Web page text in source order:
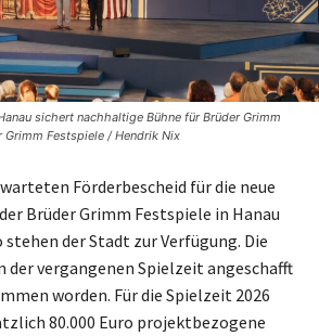
sichert nachhaltige Bühne für Brüder Grimm
Festspiele / Hendrik Nix
Förderbescheid für die neue
Brüder Grimm Festspiele in Hanau
der Stadt zur Verfügung. Die
der vergangenen Spielzeit angeschafft
worden. Für die Spielzeit 2026
80.000 Euro projektbezogene